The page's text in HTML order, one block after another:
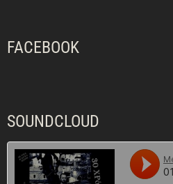
FACEBOOK
SOUNDCLOUD